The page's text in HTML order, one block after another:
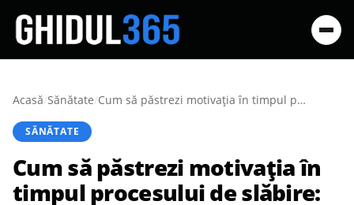
Acasă/Sănătate/ Cum să păstrezi motivația în timpul procesului de slăbire: Sfaturi și trucuri
SĂNĂTATE
Cum să păstrezi motivația în
timpul procesului de slăbire: